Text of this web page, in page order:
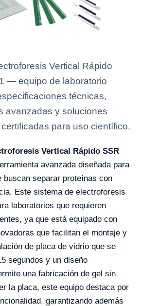
Vertical Rápido
— equipo de laboratorio
técnicas,
avanzadas y soluciones
para uso científico.
Vertical Rápido SSR
avanzada diseñada para
buscan separar proteínas con
Este sistema de electroforesis
laboratorios que requieren
ya que está equipado con
que facilitan el montaje y
de placa de vidrio que se
segundos y un diseño
una fabricación de gel sin
la placa, este equipo destaca por
garantizando además